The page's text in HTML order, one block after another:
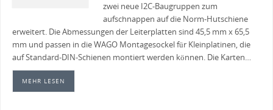
zwei neue I2C-Baugruppen zum
aufschnappen auf die Norm-Hutschiene
erweitert. Die Abmessungen der Leiterplatten sind 45,5 mm x 65,5
mm und passen in die WAGO Montagesockel für Kleinplatinen, die
auf Standard-DIN-Schienen montiert werden können. Die Karten…
MEHR LESEN